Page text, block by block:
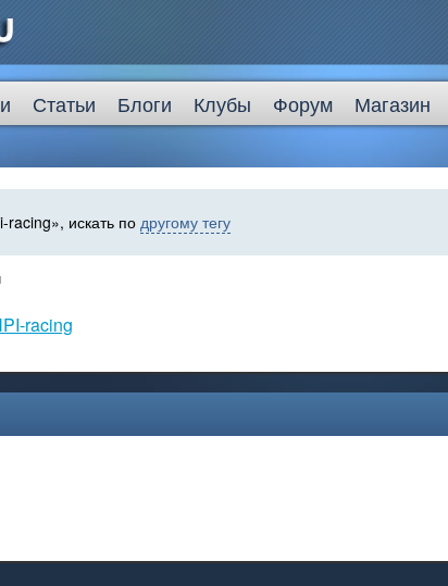
Статьи Блоги Клубы Форум Магазин
racing», искать подругому тегу
racing